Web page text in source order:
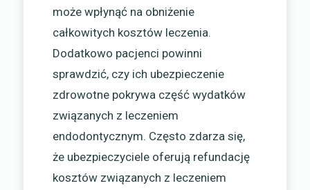
może wpłynąć na obniżenie
całkowitych kosztów leczenia.
Dodatkowo pacjenci powinni
sprawdzić, czy ich ubezpieczenie
zdrowotne pokrywa część wydatków
związanych z leczeniem
endodontycznym. Często zdarza się,
że ubezpieczyciele oferują refundację
kosztów związanych z leczeniem